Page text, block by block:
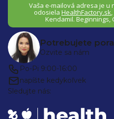
Vaša e-mailová adresa je u
odosiela HealthFactory.sk
Kendamil. Beginnings,
Potrebujete
Ozvite sa nám
Po-Pi 9:00-16:00
napíšte kedykoľvek
Sledujte nás: